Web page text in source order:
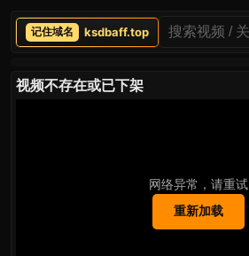
ksdbaff.top
视频不存在或已下架
网络异常，请重试
重新加载